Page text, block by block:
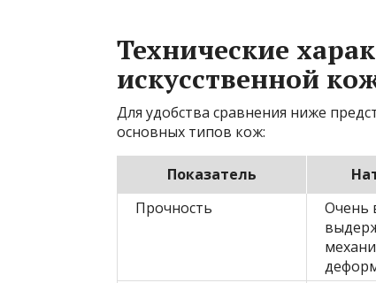
Технические
искусственной
Для удобства сравнения ниже
основных типов кож:
Показатель
Прочность
Очень